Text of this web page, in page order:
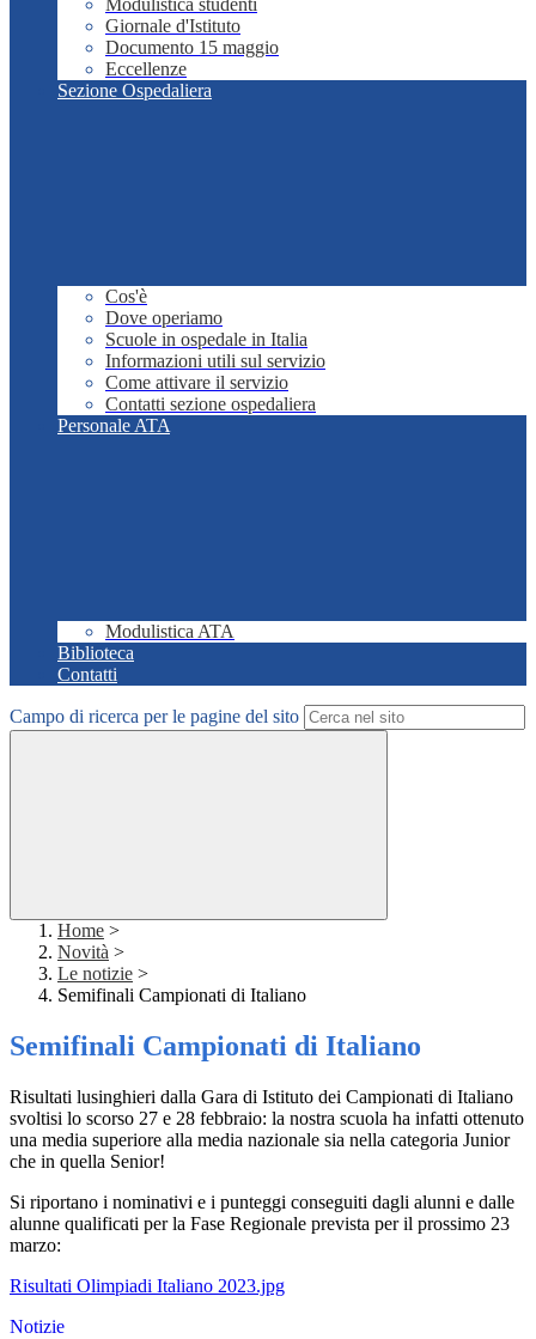
Modulistica studenti
Giornale d'Istituto
Documento 15 maggio
Eccellenze
Sezione Ospedaliera
Cos'è
Dove operiamo
Scuole in ospedale in Italia
Informazioni utili sul servizio
Come attivare il servizio
Contatti sezione ospedaliera
Personale ATA
Modulistica ATA
Biblioteca
Contatti
Campo di ricerca per le pagine del sito
Home >
Novità >
Le notizie >
Semifinali Campionati di Italiano
Semifinali Campionati di Italiano
Risultati lusinghieri dalla Gara di Istituto dei Campionati di Italiano
svoltisi lo scorso 27 e 28 febbraio: la nostra scuola ha infatti ottenuto
una media superiore alla media nazionale sia nella categoria Junior
che in quella Senior!
Si riportano i nominativi e i punteggi conseguiti dagli alunni e dalle
alunne qualificati per la Fase Regionale prevista per il prossimo 23
marzo:
Risultati Olimpiadi Italiano 2023.jpg
Notizie